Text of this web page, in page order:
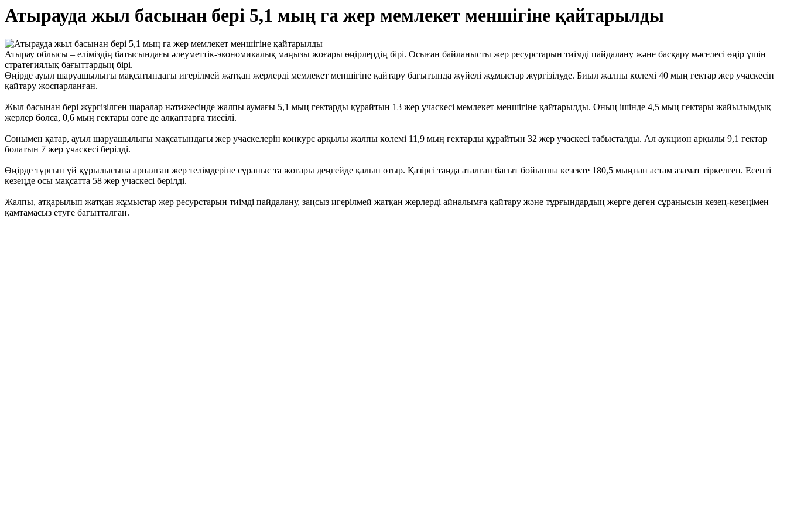
Атырауда жыл басынан бері 5,1 мың га жер мемлекет меншігіне қайтарылды
Атырау облысы – еліміздің батысындағы әлеуметтік-экономикалық маңызы жоғары өңірлердің бірі. Осыған байланысты жер ресурстарын тиімді пайдалану және басқару мәселесі өңір үшін
стратегиялық бағыттардың бірі.
Өңірде ауыл шаруашылығы мақсатындағы игерілмей жатқан жерлерді мемлекет меншігіне қайтару бағытында жүйелі жұмыстар жүргізілуде. Биыл жалпы көлемі 40 мың гектар жер учаскесін
қайтару жоспарланған.
Жыл басынан бері жүргізілген шаралар нәтижесінде жалпы аумағы 5,1 мың гектарды құрайтын 13 жер учаскесі мемлекет меншігіне қайтарылды. Оның ішінде 4,5 мың гектары жайылымдық
жерлер болса, 0,6 мың гектары өзге де алқаптарға тиесілі.
Сонымен қатар, ауыл шаруашылығы мақсатындағы жер учаскелерін конкурс арқылы жалпы көлемі 11,9 мың гектарды құрайтын 32 жер учаскесі табысталды. Ал аукцион арқылы 9,1 гектар
болатын 7 жер учаскесі берілді.
Өңірде тұрғын үй құрылысына арналған жер телімдеріне сұраныс та жоғары деңгейде қалып отыр. Қазіргі таңда аталған бағыт бойынша кезекте 180,5 мыңнан астам азамат тіркелген. Есепті
кезеңде осы мақсатта 58 жер учаскесі берілді.
Жалпы, атқарылып жатқан жұмыстар жер ресурстарын тиімді пайдалану, заңсыз игерілмей жатқан жерлерді айналымға қайтару және тұрғындардың жерге деген сұранысын кезең-кезеңімен
қамтамасыз етуге бағытталған.